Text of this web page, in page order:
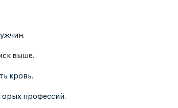
выше.
кровь.
профессий.